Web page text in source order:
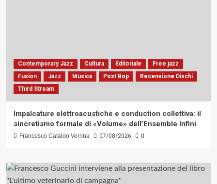
Contemporary Jazz Cultura Editoriale
Free jazz
Fusion
Jazz Musica Post Bop
Recensione Dischi
Third Stream
Impalcature elettroacustiche e conduction collettiva: il
sincretismo formale di «Volume» dell’Ensemble Infini
Francesco Cataldo Verrina 07/08/2026 0